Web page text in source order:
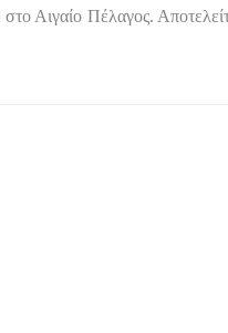
Αιγαίο Πέλαγος.